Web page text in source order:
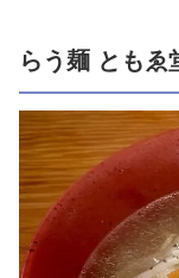
らう麺 ともゑ